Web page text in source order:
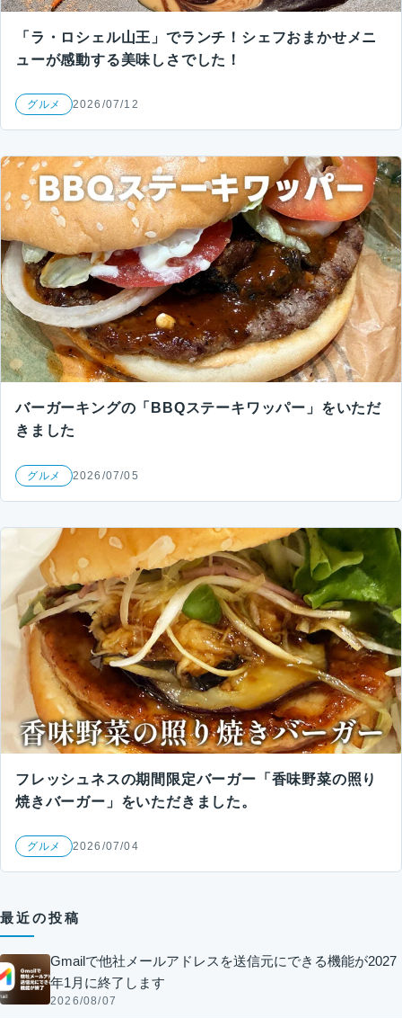
「ラ・ロシェル山王」でランチ！シェフおまかせメニ
ューが感動する美味しさでした！
グルメ 2026/07/12
バーガーキングの「BBQステーキワッパー」をいただ
きました
グルメ 2026/07/05
フレッシュネスの期間限定バーガー「香味野菜の照り
焼きバーガー」をいただきました。
グルメ 2026/07/04
最近の投稿
Gmailで他社メールアドレスを送信元にできる機能が2027
年1月に終了します
2026/08/07